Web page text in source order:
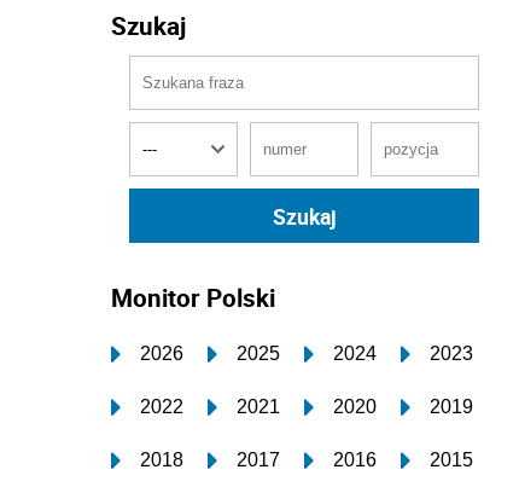
Szukaj
Monitor Polski
2026 2025 2024 2023
2022 2021 2020 2019
2018 2017 2016 2015